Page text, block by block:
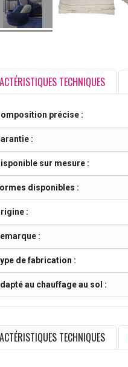
TECHNIQUES
précise :
:
sur mesure :
disponibles :
:
:
de fabrication :
au chauffage au sol :
TECHNIQUES